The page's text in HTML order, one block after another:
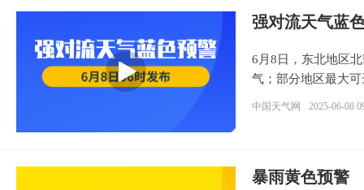
强对流天气蓝
6月8日，东北地区
气；部分地区最大
中国天气网 2025-06-08
暴雨黄色预警